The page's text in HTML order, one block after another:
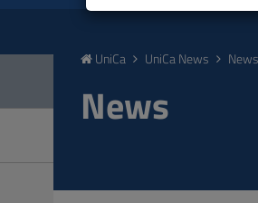
UniCa UniCa News News
News